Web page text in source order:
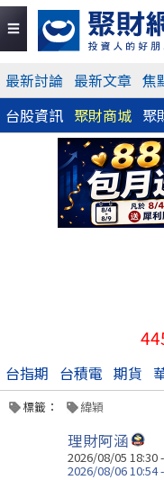
最新討論 最新文章 焦
台股資訊 聚財商城 聚
台指期 台積電 期貨
標籤： 緯穎
理財阿涵
2026/08/05 18:30
2026/08/06 10:54